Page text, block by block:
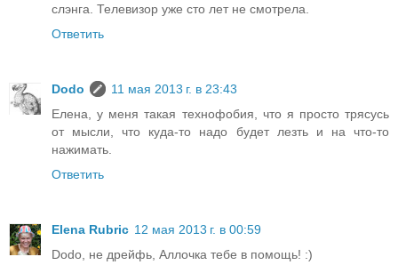
слэнга. Телевизор уже сто лет не смотрела.
Ответить
Dodo
11 мая 2013 г. в 23:43
Елена, у меня такая технофобия, что я просто трясусь
от мысли, что куда-то надо будет лезть и на что-то
нажимать.
Ответить
Elena Rubric 12 мая 2013 г. в 00:59
Dodo, не дрейфь, Аллочка тебе в помощь! :)